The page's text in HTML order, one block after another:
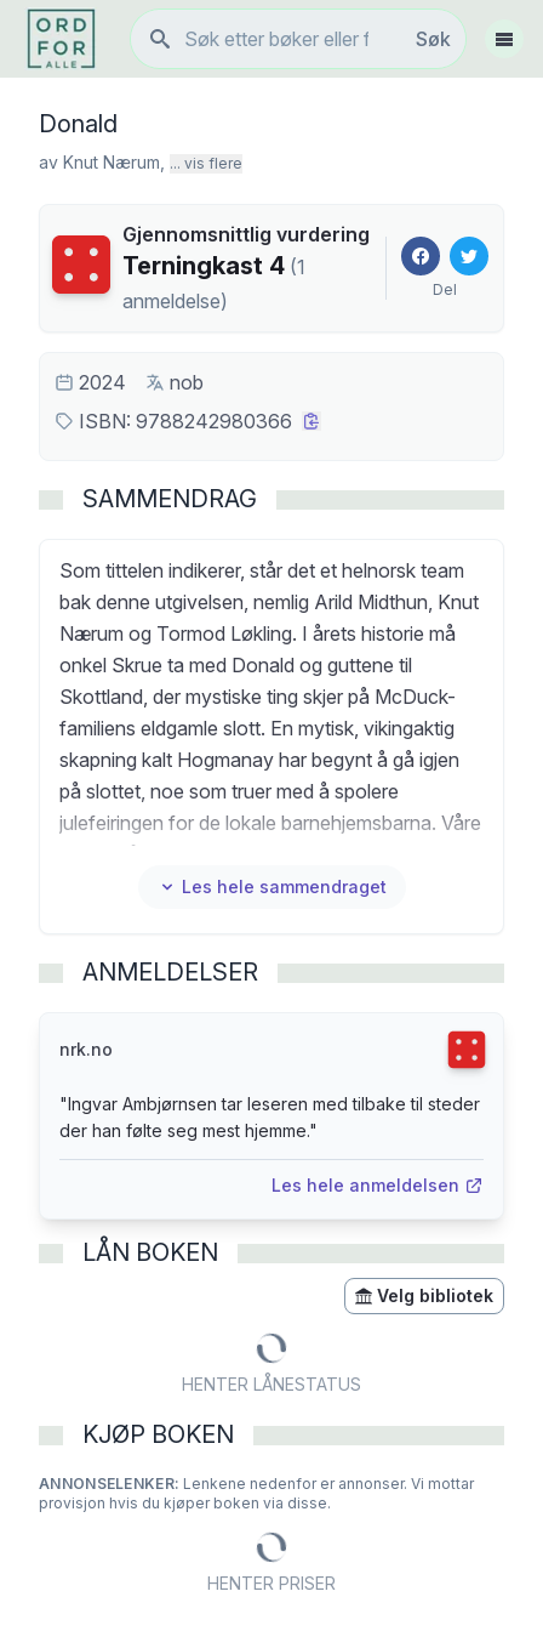
Søk
Søk
Vis
Donald
av Knut Nærum ... vis flere
Terningkast
Gjennomsnittlig vurdering
Terningkast 4 (1
anmeldelse) Del
2024
nob
ISBN: 9788242980366
SAMMENDRAG
Som tittelen indikerer, står det et helnorsk team
bak denne utgivelsen, nemlig Arild Midthun, Knut
Nærum og Tormod Løkling. I årets historie må
onkel Skrue ta med Donald og guttene til
Skottland, der mystiske ting skjer på McDuck-
familiens eldgamle slott. En mytisk, vikingaktig
skapning kalt Hogmanay har begynt å gå igjen
på slottet, noe som truer med å spolere
julefeiringen for de lokale barnehjemsbarna. Våre
er, mens tiden tikker ned mot julaften. «Norsk
ikke skal bli noe unntak.
Les hele sammendraget
ANMELDELSER
nrk.no
"Ingvar Ambjørnsen tar leseren med tilbake til steder
der han følte seg mest hjemme."
Les hele anmeldelsen
LÅN BOKEN
Velg bibliotek
HENTER LÅNESTATUS
KJØP BOKEN
ANNONSELENKER: Lenkene nedenfor er annonser. Vi mottar
provisjon hvis du kjøper boken via disse.
HENTER PRISER